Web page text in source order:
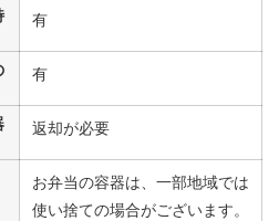
有
有
返却が必要
お弁当の容器は、一部地域では
使い捨ての場合がございます。